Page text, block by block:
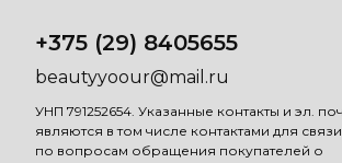
+375 (29) 8405655
beautyyoour@mail.ru
УНП 791252654. Указанные контакты и эл.
являются в том числе контактами для связи
по вопросам обращения покупателей о